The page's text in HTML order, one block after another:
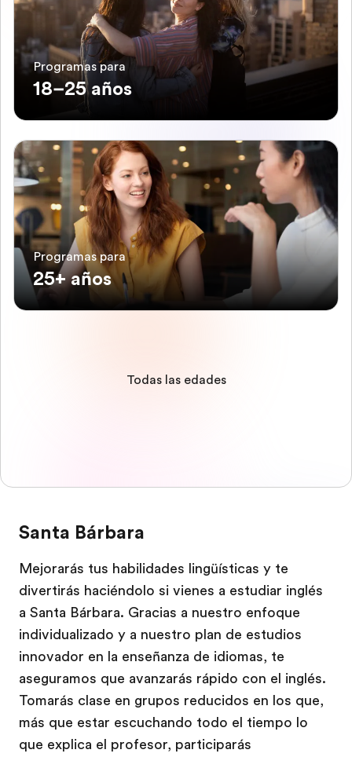
Programas para
18–25 años
Programas para
25+ años
Todas las edades
Santa Bárbara
Mejorarás tus habilidades lingüísticas y te
divertirás haciéndolo si vienes a estudiar inglés
a Santa Bárbara. Gracias a nuestro enfoque
individualizado y a nuestro plan de estudios
innovador en la enseñanza de idiomas, te
aseguramos que avanzarás rápido con el inglés.
Tomarás clase en grupos reducidos en los que,
más que estar escuchando todo el tiempo lo
que explica el profesor, participarás